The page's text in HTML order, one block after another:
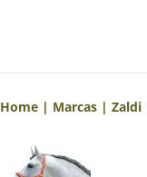
Home | Marcas |Zaldi